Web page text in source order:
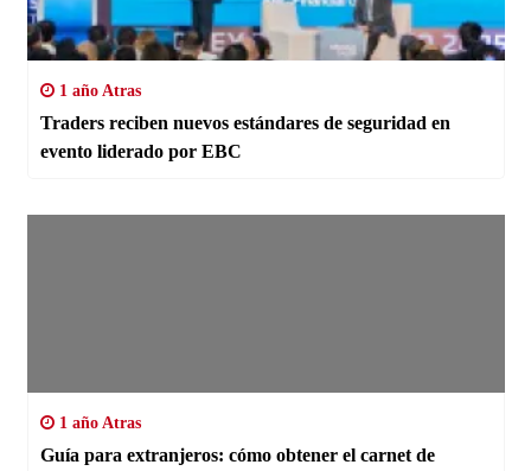
1 año Atras
Traders reciben nuevos estándares de seguridad en
evento liderado por EBC
1 año Atras
Guía para extranjeros: cómo obtener el carnet de